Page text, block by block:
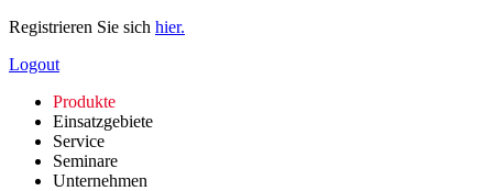
Registrieren Sie sich hier.
Logout
Produkte
Einsatzgebiete
Service
Seminare
Unternehmen